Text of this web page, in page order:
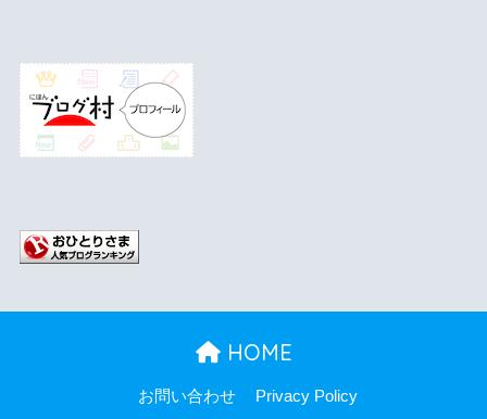
HOME
お問い合わせ Privacy Policy